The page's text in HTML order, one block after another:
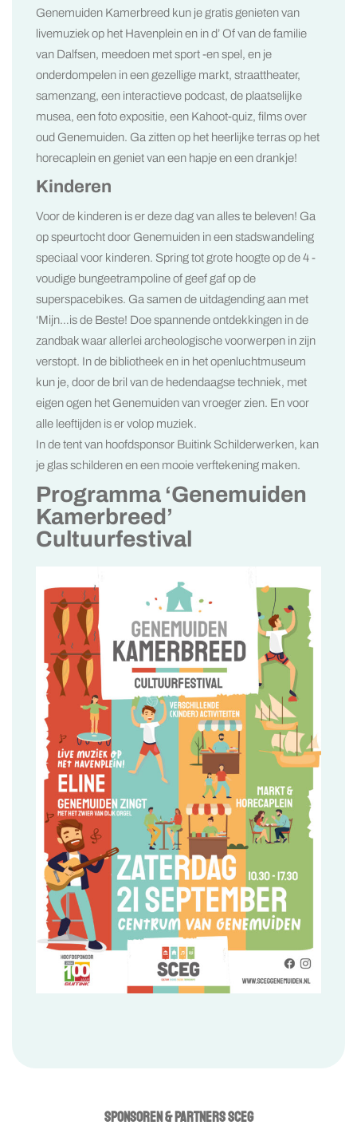
Genemuiden Kamerbreed kun je gratis genieten van
livemuziek op het Havenplein en in d’ Of van de familie
van Dalfsen, meedoen met sport -en spel, en je
onderdompelen in een gezellige markt, straattheater,
samenzang, een interactieve podcast, de plaatselijke
musea, een foto expositie, een Kahoot-quiz, films over
oud Genemuiden. Ga zitten op het heerlijke terras op het
horecaplein en geniet van een hapje en een drankje!
Kinderen
Voor de kinderen is er deze dag van alles te beleven! Ga
op speurtocht door Genemuiden in een stadswandeling
speciaal voor kinderen. Spring tot grote hoogte op de 4 -
voudige bungeetrampoline of geef gaf op de
superspacebikes. Ga samen de uitdagending aan met
‘Mijn…is de Beste! Doe spannende ontdekkingen in de
zandbak waar allerlei archeologische voorwerpen in zijn
verstopt. In de bibliotheek en in het openluchtmuseum
kun je, door de bril van de hedendaagse techniek, met
eigen ogen het Genemuiden van vroeger zien. En voor
alle leeftijden is er volop muziek.
In de tent van hoofdsponsor Buitink Schilderwerken, kan
je glas schilderen en een mooie verftekening maken.
Programma ‘Genemuiden
Kamerbreed’
Cultuurfestival
SPONSOREN & PARTNERS SCEG